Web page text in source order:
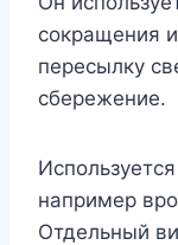
сокращения
пересылку
сбережение.
например
Отдельный